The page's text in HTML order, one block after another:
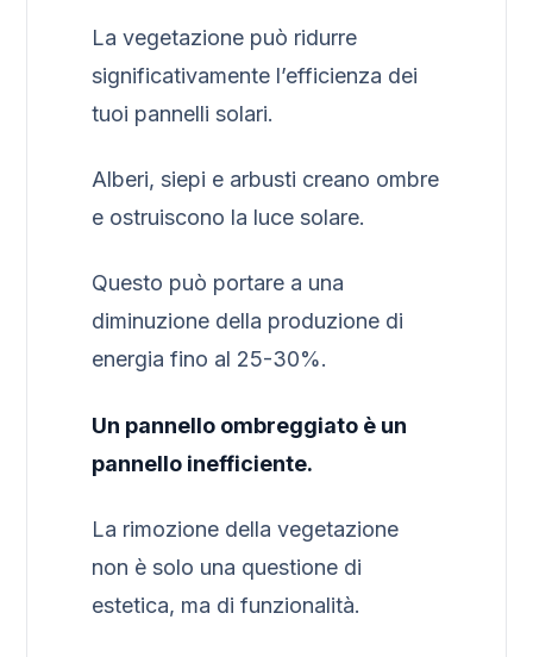
La vegetazione può ridurre
significativamente l’efficienza dei
tuoi pannelli solari.
Alberi, siepi e arbusti creano ombre
e ostruiscono la luce solare.
Questo può portare a una
diminuzione della produzione di
energia fino al 25-30%.
Un pannello ombreggiato è un
pannello inefficiente.
La rimozione della vegetazione
non è solo una questione di
estetica, ma di funzionalità.